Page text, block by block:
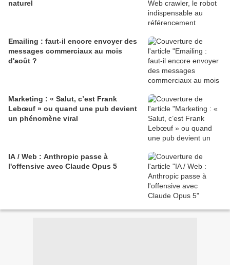
naturel
Emailing : faut-il encore envoyer des
messages commerciaux au mois
d'août ?
Marketing : « Salut, c’est Frank
Lebœuf » ou quand une pub devient
un phénomène viral
IA / Web : Anthropic passe à
l'offensive avec Claude Opus 5